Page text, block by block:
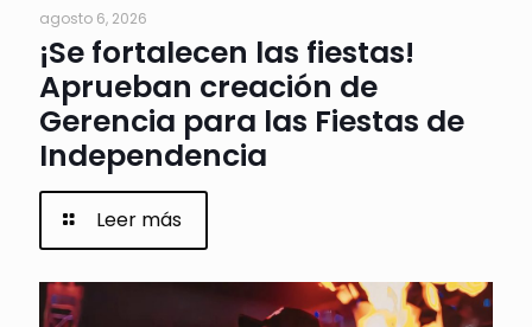
agosto 6, 2026
¡Se fortalecen las fiestas!
Aprueban creación de
Gerencia para las Fiestas de
Independencia
Leer más